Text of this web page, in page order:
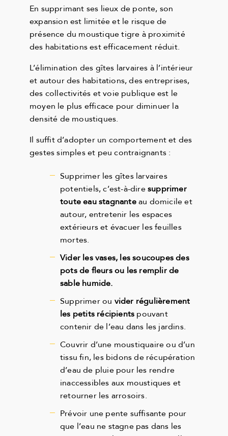
En supprimant ses lieux de ponte, son
expansion est limitée et le risque de
présence du moustique tigre à proximité
des habitations est efficacement réduit.
L’élimination des gîtes larvaires à l’intérieur
et autour des habitations, des entreprises,
des collectivités et voie publique est le
moyen le plus efficace pour diminuer la
densité de moustiques.
Il suffit d’adopter un comportement et des
gestes simples et peu contraignants :
Supprimer les gîtes larvaires
potentiels, c’est-à-diresupprimer
toute eau stagnanteau domicile et
autour, entretenir les espaces
extérieurs et évacuer les feuilles
mortes.
Vider les vases, les soucoupes des
pots de fleurs ou les remplir de
sable humide.
Supprimer ou vider régulièrement
les petits récipients pouvant
contenir de l’eau dans les jardins.
Couvrir d’une moustiquaire ou d’un
tissu fin, les bidons de récupération
d’eau de pluie pour les rendre
inaccessibles aux moustiques et
retourner les arrosoirs.
Prévoir une pente suffisante pour
que l’eau ne stagne pas dans les